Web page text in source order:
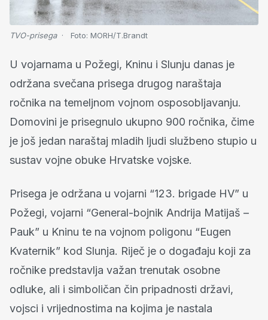
TVO-prisega Foto: MORH/T.Brandt
U vojarnama u Požegi, Kninu i Slunju danas je
održana svečana prisega drugog naraštaja
ročnika na temeljnom vojnom osposobljavanju.
Domovini je prisegnulo ukupno 900 ročnika, čime
je još jedan naraštaj mladih ljudi službeno stupio u
sustav vojne obuke Hrvatske vojske.
Prisega je održana u vojarni “123. brigade HV” u
Požegi, vojarni “General-bojnik Andrija Matijaš –
Pauk” u Kninu te na vojnom poligonu “Eugen
Kvaternik” kod Slunja. Riječ je o događaju koji za
ročnike predstavlja važan trenutak osobne
odluke, ali i simboličan čin pripadnosti državi,
vojsci i vrijednostima na kojima je nastala